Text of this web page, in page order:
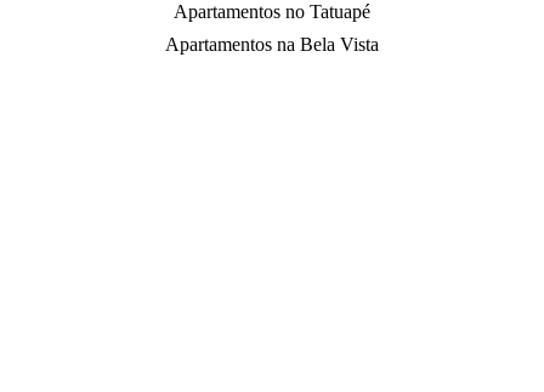
Apartamentos no Tatuapé
Apartamentos na Bela Vista